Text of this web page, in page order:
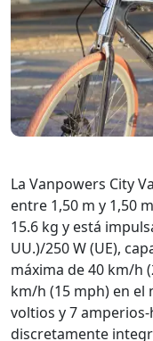
La Vanpowers City
entre 1,50 m y 1,50
15.6 kg y está
UU.)/250 W (UE),
máxima de 40 km/h
km/h (15 mph) en el
voltios y 7
discretamente